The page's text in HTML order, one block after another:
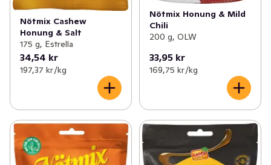
Nötmix Cashew
Honung & Salt
175 g, Estrella
34,54 kr
197,37 kr /kg
Nötmix Honung & Mild
Chili
200 g, OLW
33,95 kr
169,75 kr /kg